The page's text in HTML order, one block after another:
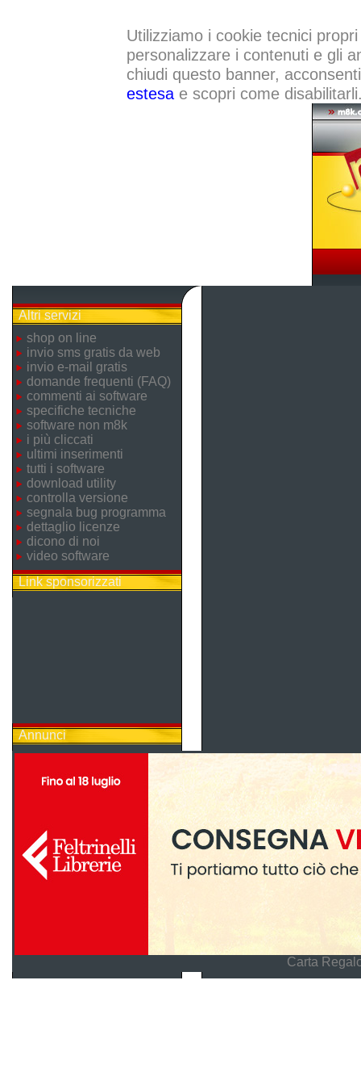
Utilizziamo i cookie tecnici
personalizzare i contenuti e gli
chiudi questo banner,
estesa e scopri come
Altri servizi
shop on line
invio sms gratis da web
invio e-mail gratis
domande frequenti (FAQ)
commenti ai software
specifiche tecniche
software non m8k
i più cliccati
ultimi inserimenti
tutti i software
download utility
controlla versione
segnala bug programma
dettaglio licenze
dicono di noi
video software
Link sponsorizzati
Annunci
Carta